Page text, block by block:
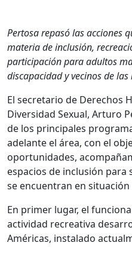
Pertosa repasó las acciones
materia de inclusión,
participación para adultos
discapacidad y vecinos de
El secretario de Derechos
Diversidad Sexual, Arturo
de los principales
adelante el área, con el
oportunidades,
espacios de inclusión para
se encuentran en
En primer lugar, el
actividad recreativa
Américas, instalado